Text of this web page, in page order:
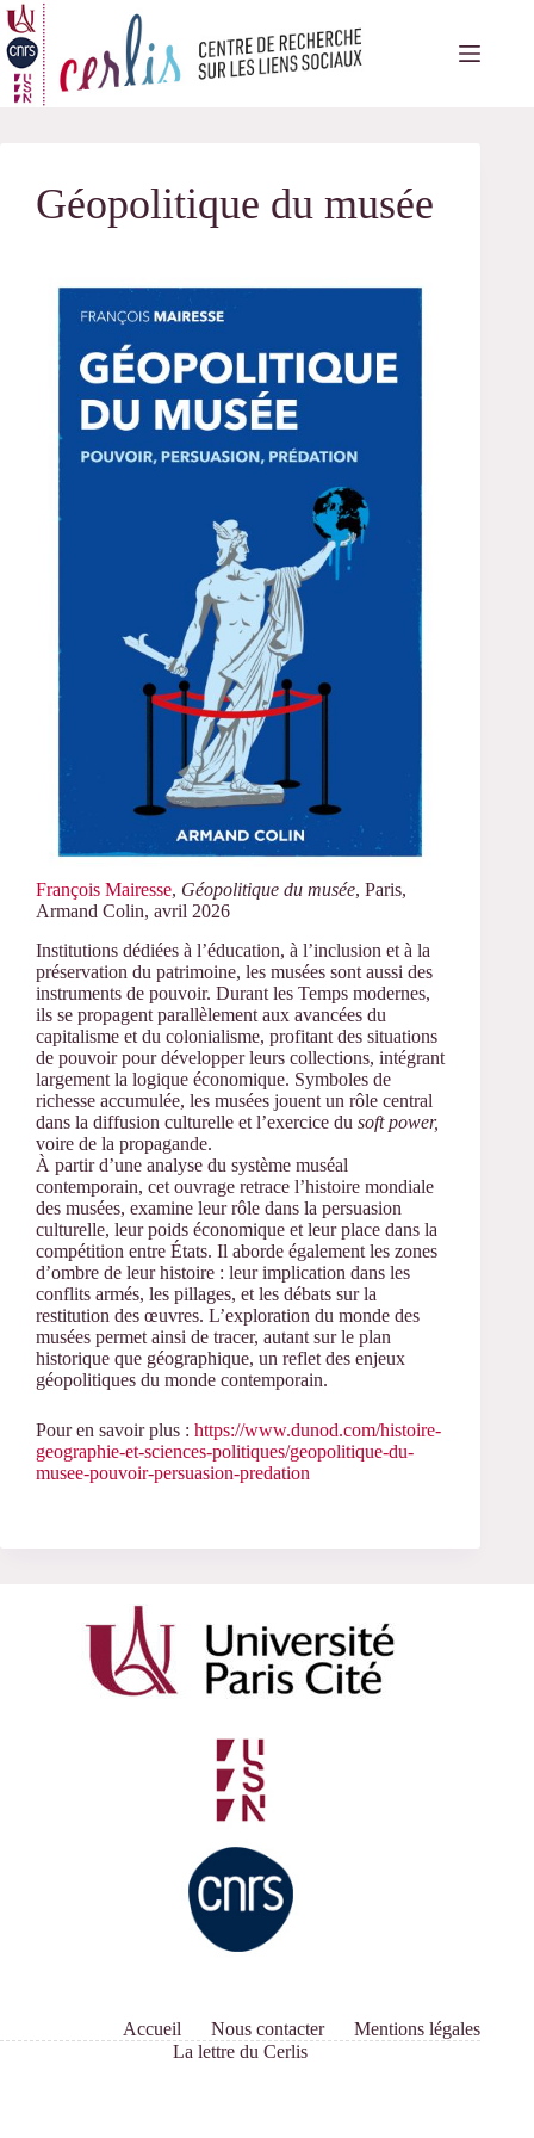
Passer
au
contenu
Géopolitique du musée
François Mairesse, Géopolitique du musée, Paris,
Armand Colin, avril 2026
Institutions dédiées à l’éducation, à l’inclusion et à la
préservation du patrimoine, les musées sont aussi des
instruments de pouvoir. Durant les Temps modernes,
ils se propagent parallèlement aux avancées du
capitalisme et du colonialisme, profitant des situations
de pouvoir pour développer leurs collections, intégrant
largement la logique économique. Symboles de
richesse accumulée, les musées jouent un rôle central
dans la diffusion culturelle et l’exercice du soft power,
voire de la propagande.
À partir d’une analyse du système muséal
contemporain, cet ouvrage retrace l’histoire mondiale
des musées, examine leur rôle dans la persuasion
culturelle, leur poids économique et leur place dans la
compétition entre États. Il aborde également les zones
d’ombre de leur histoire : leur implication dans les
conflits armés, les pillages, et les débats sur la
restitution des œuvres. L’exploration du monde des
musées permet ainsi de tracer, autant sur le plan
historique que géographique, un reflet des enjeux
géopolitiques du monde contemporain.
Pour en savoir plus : https://www.dunod.com/histoire-
geographie-et-sciences-politiques/geopolitique-du-
musee-pouvoir-persuasion-predation
Accueil Nous contacter
Mentions légales
La lettre du Cerlis